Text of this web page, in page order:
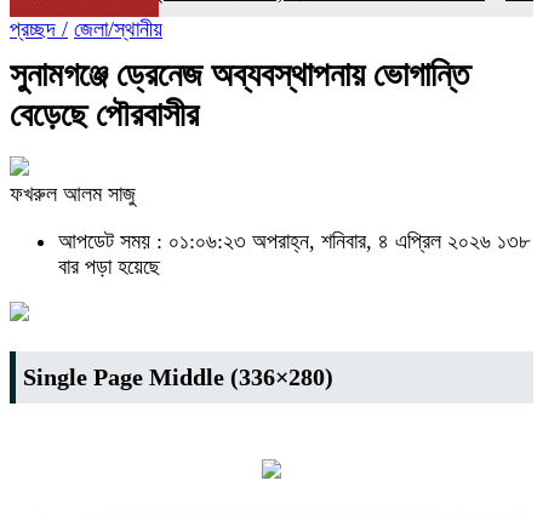
প্রচ্ছদ / জেলা/স্থানীয়
সুনামগঞ্জে ড্রেনেজ অব্যবস্থাপনায় ভোগান্তি
বেড়েছে পৌরবাসীর
ফখরুল আলম সাজু
আপডেট সময় : ০১:০৬:২৩ অপরাহ্ন, শনিবার, ৪ এপ্রিল ২০২৬ ১৩৮
বার পড়া হয়েছে
Single Page Middle (336×280)